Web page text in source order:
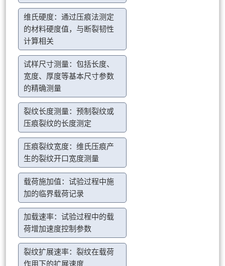
维氏硬度：通过压痕法测定
的材料硬度值，与断裂韧性
计算相关
试样尺寸测量：包括长度、
宽度、厚度等基本尺寸参数
的精确测量
裂纹长度测量：预制裂纹或
压痕裂纹的长度测定
压痕裂纹宽度：维氏压痕产
生的裂纹开口宽度测量
载荷施加值：试验过程中施
加的临界载荷记录
加载速率：试验过程中的载
荷增加速度控制参数
裂纹扩展速率：裂纹在载荷
作用下的扩展速度